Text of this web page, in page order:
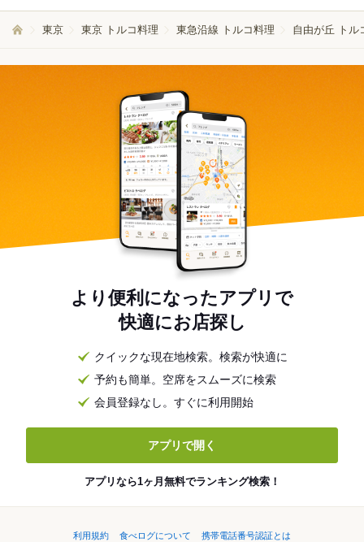
東京 東京 トルコ料理 東急沿線 トルコ料理 自由が丘 トル
より便利になったアプリで
快適にお店探し
クイックな現在地検索。検索が快適に
予約も簡単。空席をスムーズに検索
会員登録なし。すぐに利用開始
アプリで開く
アプリなら1ヶ月無料でランキング検索！
利用規約 食べログについて
携帯電話番号認証とは